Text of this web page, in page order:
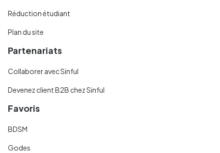
Réduction étudiant
Plan du site
Partenariats
Collaborer avec Sinful
Devenez client B2B chez Sinful
Favoris
BDSM
Godes